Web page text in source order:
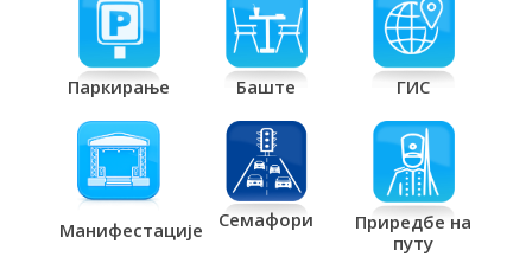
Паркирање Баште ГИС
Манифестације Семафори
Приредбе на
путу